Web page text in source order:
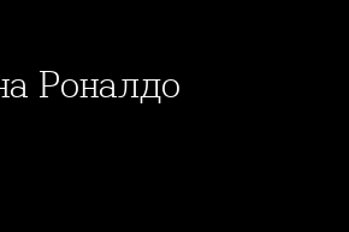
Роналдо